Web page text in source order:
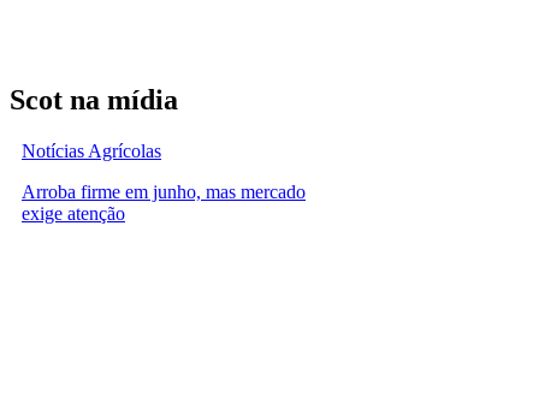
Scot na mídia
Notícias Agrícolas
Arroba firme em junho, mas mercado
exige atenção